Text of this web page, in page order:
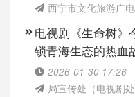
西宁市文化旅游广
电视剧《生命树》
锁青海生态的热血
2026-01-30 17:26
局宣传处（电视剧